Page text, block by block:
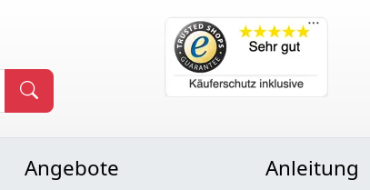
Angebote Anleitung